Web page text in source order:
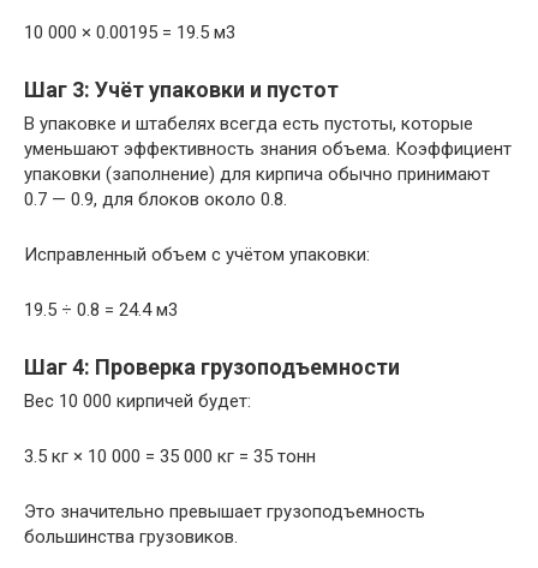
10 000 × 0.00195 = 19.5 м3
Шаг 3: Учёт упаковки и пустот
В упаковке и штабелях всегда есть пустоты, которые
уменьшают эффективность знания объема. Коэффициент
упаковки (заполнение) для кирпича обычно принимают
0.7 — 0.9, для блоков около 0.8.
Исправленный объем с учётом упаковки:
19.5 ÷ 0.8 = 24.4 м3
Шаг 4: Проверка грузоподъемности
Вес 10 000 кирпичей будет:
3.5 кг × 10 000 = 35 000 кг = 35 тонн
Это значительно превышает грузоподъемность
большинства грузовиков.